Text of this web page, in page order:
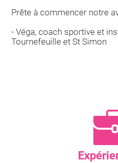
Prête à commencer notre
- Véga, coach sportive et
Tournefeuille et St Simon